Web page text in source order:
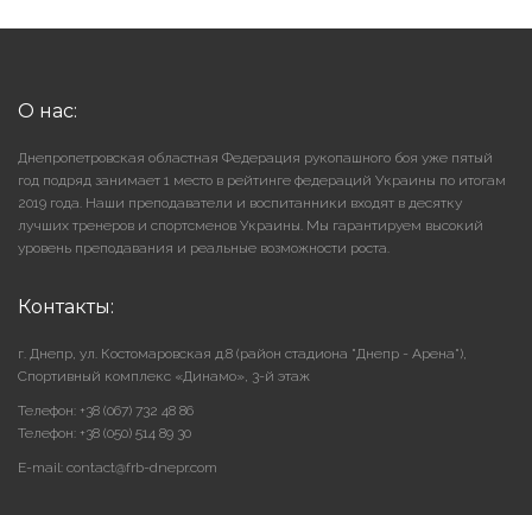
О нас:
Днепропетровская областная Федерация рукопашного боя уже пятый
год подряд занимает 1 место в рейтинге федераций Украины по итогам
2019 года. Наши преподаватели и воспитанники входят в десятку
лучших тренеров и спортсменов Украины. Мы гарантируем высокий
уровень преподавания и реальные возможности роста.
Контакты:
г. Днепр, ул. Костомаровская д.8 (район стадиона "Днепр - Арена"),
Cпортивный комплекс «Динамо», 3-й этаж
Телефон: +38 (067) 732 48 86
Телефон: +38 (050) 514 89 30
E-mail: contact@frb-dnepr.com